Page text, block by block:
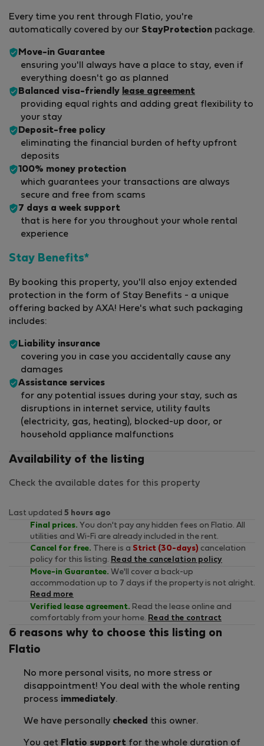
Every time you rent through Flatio, you're
automatically covered by our StayProtection package.
Move-in Guarantee
ensuring you'll always have a place to stay, even if
everything doesn't go as planned
Balanced visa-friendly lease agreement
providing equal rights and adding great flexibility to
your stay
Deposit-free policy
eliminating the financial burden of hefty upfront
deposits
100% money protection
which guarantees your transactions are always
secure and free from scams
7 days a week support
that is here for you throughout your whole rental
experience
Stay Benefits*
By booking this property, you'll also enjoy extended
protection in the form of Stay Benefits - a unique
offering backed by AXA! Here's what such packaging
includes:
Liability insurance
covering you in case you accidentally cause any
damages
Assistance services
for any potential issues during your stay, such as
disruptions in internet service, utility faults
(electricity, gas, heating), blocked-up door, or
household appliance malfunctions
Availability of the listing
Check the available dates for this property
Last updated 5 hours ago
Final prices. You don't pay any hidden fees on Flatio. All
utilities and Wi-Fi are already included in the rent.
Cancel for free. There is a Strict (30-days) cancelation
policy for this listing. Read the cancelation policy
Move-in Guarantee. We'll cover a back-up
accommodation up to 7 days if the property is not alright.
Read more
Verified lease agreement. Read the lease online and
comfortably from your home. Read the contract
6 reasons why to choose this listing on
Flatio
No more personal visits, no more stress or
disappointment! You deal with the whole renting
process immediately.
We have personally checked this owner.
You get Flatio support for the whole duration of